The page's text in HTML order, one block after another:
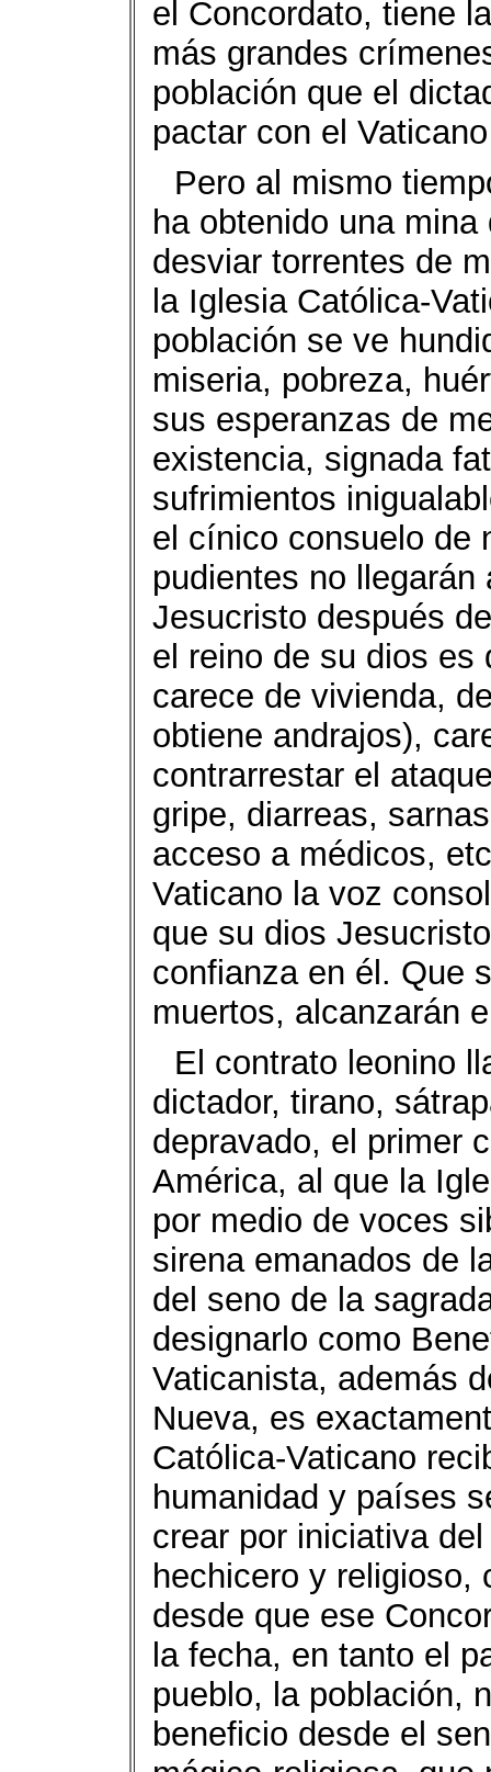
el Concordato, tiene
más grandes
población que el
pactar con el
Pero al mismo
ha obtenido una
desviar torrentes de
la Iglesia Católica-
población se ve
miseria, pobreza,
sus esperanzas de
existencia, signada
sufrimientos
el cínico consuelo de
pudientes no
Jesucristo después
el reino de su dios es
carece de vivienda,
obtiene andrajos),
contrarrestar el
gripe, diarreas,
acceso a médicos,
Vaticano la voz
que su dios
confianza en él. Que
muertos, alcanzarán
El contrato leonino
dictador, tirano,
depravado, el primer
América, al que la
por medio de voces
sirena emanados de
del seno de la
designarlo como
Vaticanista, además
Nueva, es
Católica-Vaticano
humanidad y países
crear por iniciativa
hechicero y religioso,
desde que ese
la fecha, en tanto el
pueblo, la población,
beneficio desde el